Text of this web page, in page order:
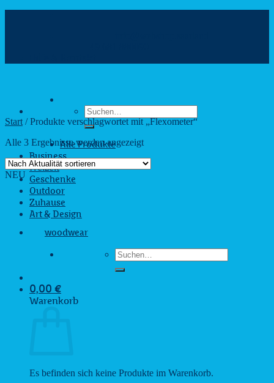
Suchen
nach:
Alle Produkte
Business
Freizeit
Geschenke
Outdoor
Zuhause
Art & Design
woodwear
Suchen
nach:
0,00 €
Warenkorb
Es befinden sich keine Produkte im Warenkorb.
Start /Produkte verschlagwortet mit „Flexometer“
Alle 3 Ergebnisse werden angezeigtNach
sortiert
NEU